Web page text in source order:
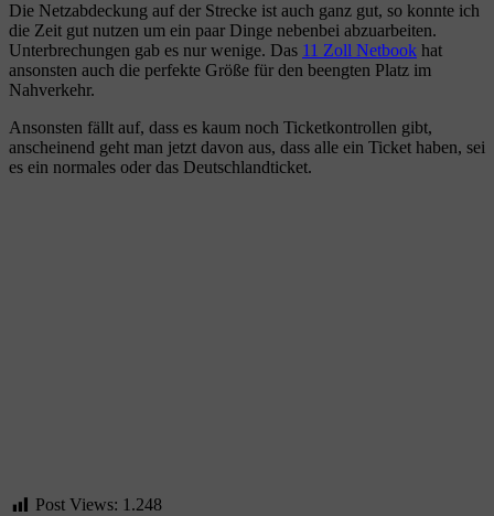
Die Netzabdeckung auf der Strecke ist auch ganz gut, so konnte ich
die Zeit gut nutzen um ein paar Dinge nebenbei abzuarbeiten.
Unterbrechungen gab es nur wenige. Das 11 Zoll Netbook hat
ansonsten auch die perfekte Größe für den beengten Platz im
Nahverkehr.
Ansonsten fällt auf, dass es kaum noch Ticketkontrollen gibt,
anscheinend geht man jetzt davon aus, dass alle ein Ticket haben, sei
es ein normales oder das Deutschlandticket.
Post Views: 1.248